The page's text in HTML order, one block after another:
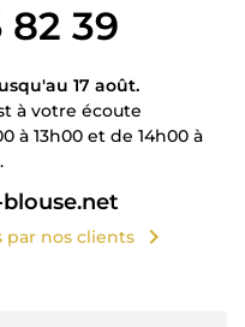
82 39
17 août.
à votre écoute
à 13h00 et de 14h00 à
par nos clients chevron_right